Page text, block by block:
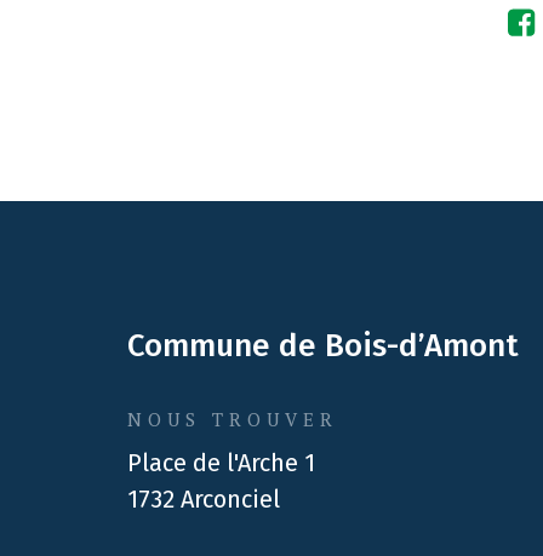
Commune de Bois-d’Amont
NOUS TROUVER
Place de l'Arche 1
1732 Arconciel